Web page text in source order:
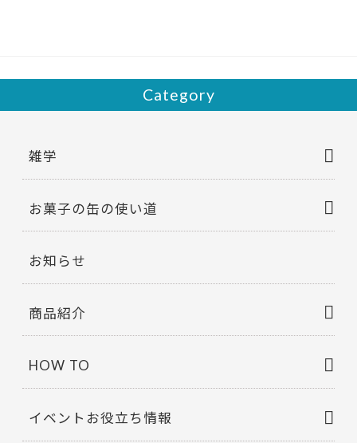
Category
雑学
お菓子の缶の使い道
お知らせ
商品紹介
HOW TO
イベントお役立ち情報